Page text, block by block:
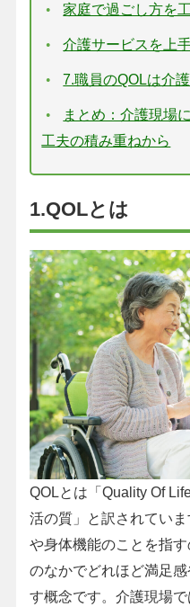
家庭で過ごし方を
介護サービスを上
7.職員のQOLは介
まとめ：介護現場
工夫の積み重ねから
1.QOLとは
QOLとは「Quality Of
活の質」と訳されてい
や身体機能のことを指
のなかでどれほど満足
す概念です。介護現場